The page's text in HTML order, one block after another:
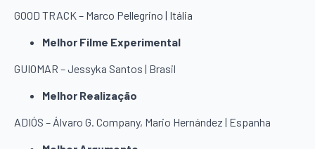
GOOD TRACK – Marco Pellegrino | Itália
Melhor Filme Experimental
GUIOMAR – Jessyka Santos | Brasil
Melhor Realização
ADIÓS – Álvaro G. Company, Mario Hernández | Espanha